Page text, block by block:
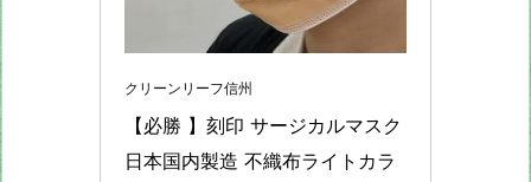
クリーンリーフ信州
【必勝 】刻印 サージカルマスク
日本国内製造 不織布ライトカラ